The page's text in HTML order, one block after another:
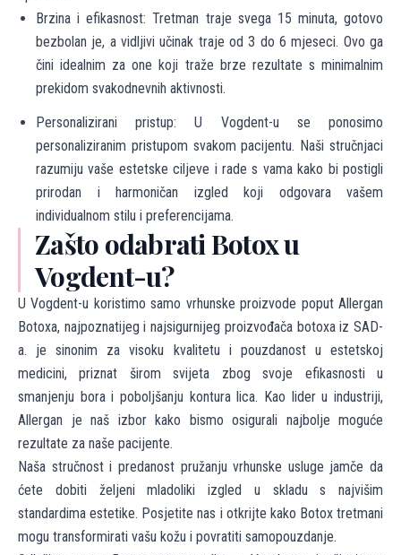
Brzina i efikasnost: Tretman traje svega 15 minuta, gotovo
bezbolan je, a vidljivi učinak traje od 3 do 6 mjeseci. Ovo ga
čini idealnim za one koji traže brze rezultate s minimalnim
prekidom svakodnevnih aktivnosti.
Personalizirani pristup: U Vogdent-u se ponosimo
personaliziranim pristupom svakom pacijentu. Naši stručnjaci
razumiju vaše estetske ciljeve i rade s vama kako bi postigli
prirodan i harmoničan izgled koji odgovara vašem
individualnom stilu i preferencijama.
Zašto odabrati Botox u
Vogdent-u?
U Vogdent-u koristimo samo vrhunske proizvode poput Allergan
Botoxa, najpoznatijeg i najsigurnijeg proizvođača botoxa iz SAD-
a. je sinonim za visoku kvalitetu i pouzdanost u estetskoj
medicini, priznat širom svijeta zbog svoje efikasnosti u
smanjenju bora i poboljšanju kontura lica. Kao lider u industriji,
Allergan je naš izbor kako bismo osigurali najbolje moguće
rezultate za naše pacijente.
Naša stručnost i predanost pružanju vrhunske usluge jamče da
ćete dobiti željeni mladoliki izgled u skladu s najvišim
standardima estetike. Posjetite nas i otkrijte kako Botox tretmani
mogu transformirati vašu kožu i povratiti samopouzdanje.